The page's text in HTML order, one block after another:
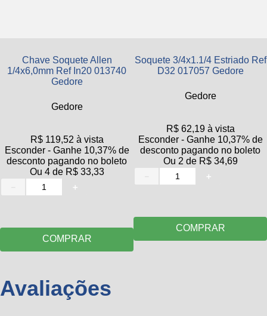
Chave Soquete Allen
1/4x6,0mm Ref In20 013740
Gedore
Gedore
R$ 119,52 à vista
Esconder - Ganhe 10,37% de
desconto pagando no boleto
Ou 4de R$ 33,33
＋
COMPRAR
Soquete 3/4x1.1/4 Estriado Ref
D32 017057 Gedore
Gedore
R$ 62,19à vista
Esconder - Ganhe 10,37% de
desconto pagando no boleto
Ou 2 de R$ 34,69
＋
COMPRAR
Avaliações